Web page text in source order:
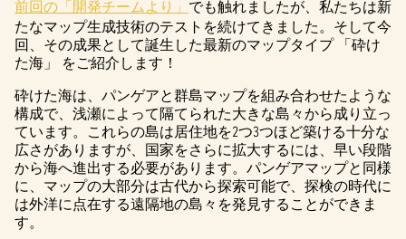
前回の「開発チームより」 でも触れましたが、私たちは新
たなマップ生成技術のテストを続けてきました。そして今
回、その成果として誕生した最新のマップタイプ 「砕け
た海」 をご紹介します！
砕けた海は、パンゲアと群島マップを組み合わせたような
構成で、浅瀬によって隔てられた大きな島々から成り立っ
ています。これらの島は居住地を2つ3つほど築ける十分な
広さがありますが、国家をさらに拡大するには、早い段階
から海へ進出する必要があります。パンゲアマップと同様
に、マップの大部分は古代から探索可能で、探検の時代に
は外洋に点在する遠隔地の島々を発見することができま
す。